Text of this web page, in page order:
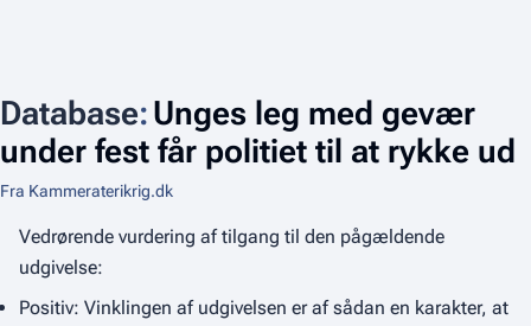
Database:Unges leg med gevær
under fest får politiet til at rykke ud
Fra Kammeraterikrig.dk
Vedrørende vurdering af tilgang til den pågældende
udgivelse:
Positiv: Vinklingen af udgivelsen er af sådan en karakter, at